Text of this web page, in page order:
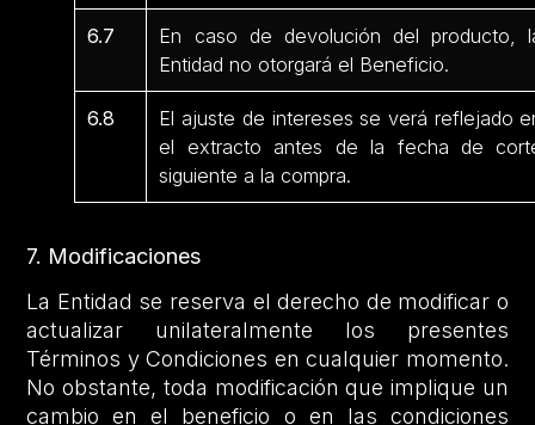
6.7
En caso de devolución del producto,
Entidad no otorgará el Beneficio.
6.8
El ajuste de intereses se verá reflejado
el extracto antes de la fecha de
siguiente a la compra.
7. Modificaciones
La Entidad se reserva el derecho de modificar o
actualizar unilateralmente los presentes
Términos y Condiciones en cualquier momento.
No obstante, toda modificación que implique un
cambio en el beneficio o en las condiciones